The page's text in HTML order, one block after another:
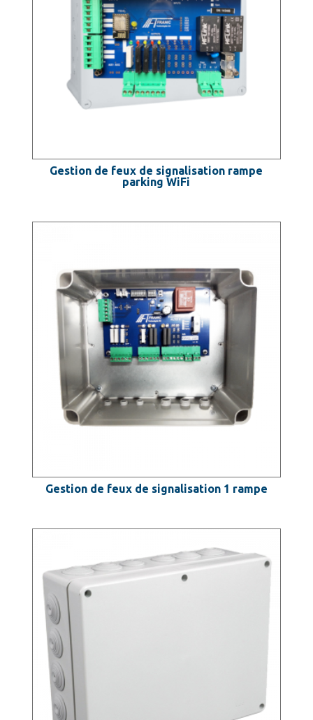
Gestion de feux de signalisation rampe
parking WiFi
Gestion de feux de signalisation 1 rampe